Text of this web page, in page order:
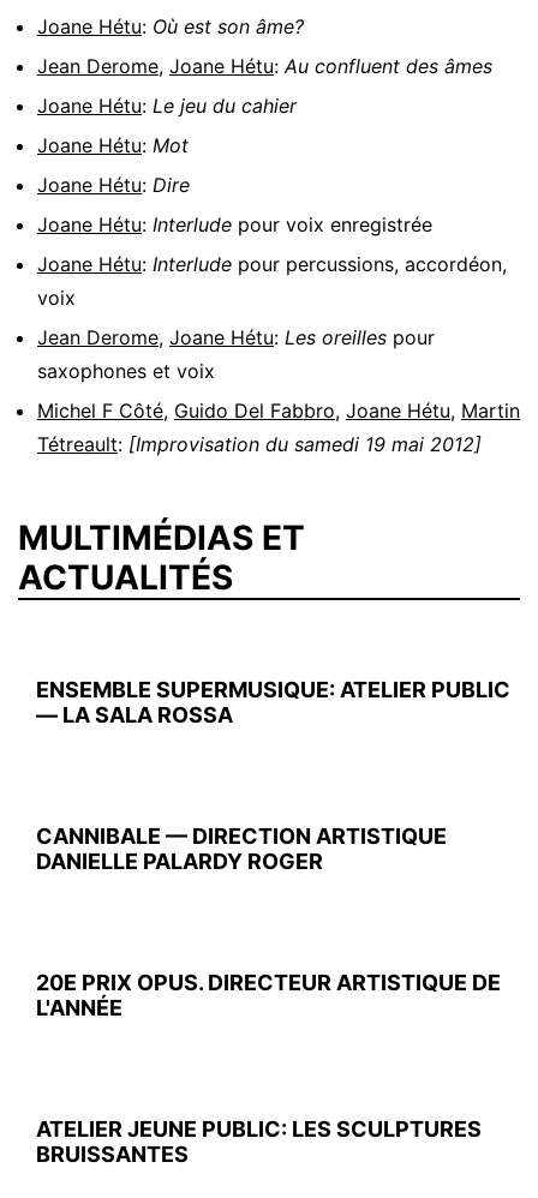
Joane Hétu: Où est son âme?
Jean Derome, Joane Hétu: Au confluent des âmes
Joane Hétu: Le jeu du cahier
Joane Hétu: Mot
Joane Hétu: Dire
Joane Hétu: Interlude pour voix enregistrée
Joane Hétu: Interlude pour percussions, accordéon,
voix
Jean Derome, Joane Hétu: Les oreilles pour
saxophones et voix
Michel F Côté, Guido Del Fabbro, Joane Hétu, Martin
Tétreault: [Improvisation du samedi 19 mai 2012]
MULTIMÉDIAS ET
ACTUALITÉS
ENSEMBLE SUPERMUSIQUE: ATELIER PUBLIC
— LA SALA ROSSA
CANNIBALE — DIRECTION ARTISTIQUE
DANIELLE PALARDY ROGER
20E PRIX OPUS. DIRECTEUR ARTISTIQUE DE
L'ANNÉE
ATELIER JEUNE PUBLIC: LES SCULPTURES
BRUISSANTES